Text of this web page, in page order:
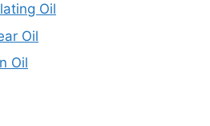
Oil
Oil
Oil